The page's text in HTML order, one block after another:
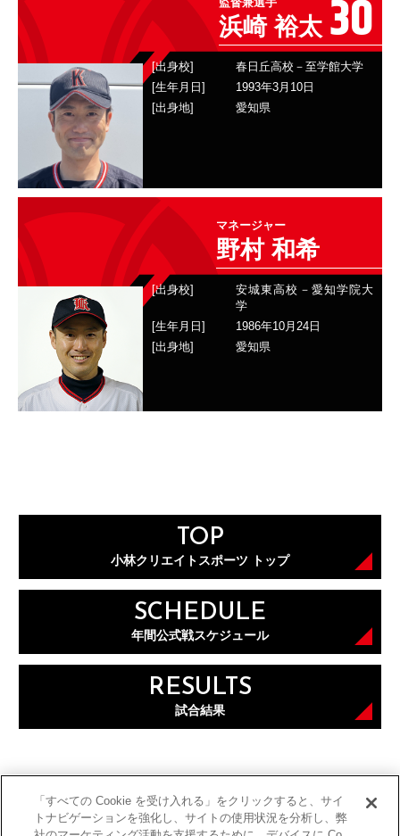
浜崎 裕太 30
[出身校]
春日丘高校－至学館大学
[生年月日]
1993年3月10日
[出身地]
愛知県
マネージャー
野村 和希
[出身校]
安城東高校－愛知学院大
学
[生年月日]
1986年10月24日
[出身地]
愛知県
TOP
小林クリエイトスポーツ トップ
SCHEDULE
年間公式戦スケジュール
RESULTS
試合結果
「すべての Cookie を受け入れる」をクリックすると、サイ
トナビゲーションを強化し、サイトの使用状況を分析し、弊